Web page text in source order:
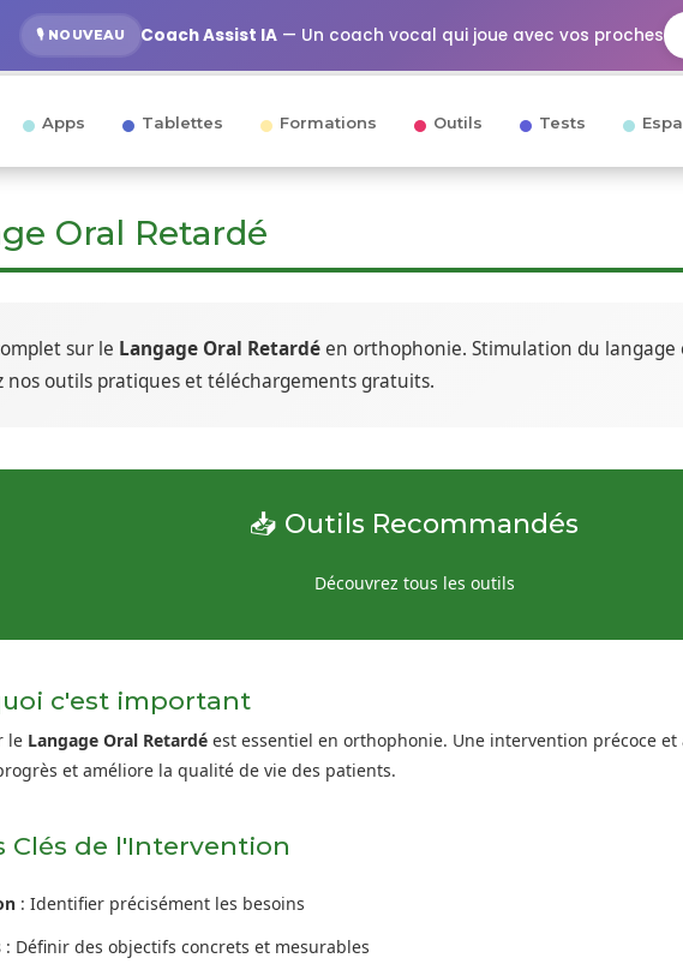
🎙️ NOUVEAU Coach Assist IA— Un coach vocal qui joue avec vos proches
Apps Tablettes Formations Outils Tests
Oral Retardé
sur le Langage Oral Retardéen orthophonie. Stimulation du langage
nos outils pratiques et téléchargements gratuits.
📥 Outils Recommandés
Découvrez tous les outils
c'est important
le Langage Oral Retardé est essentiel en orthophonie. Une intervention précoce
et améliore la qualité de vie des patients.
Clés de l'Intervention
: Identifier précisément les besoins
: Définir des objectifs concrets et mesurables